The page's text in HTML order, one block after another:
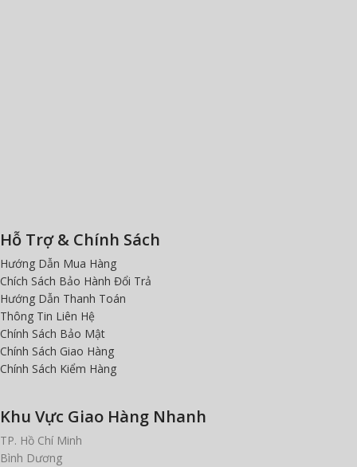
Hỗ Trợ & Chính Sách
Hướng Dẫn Mua Hàng
Chích Sách Bảo Hành Đổi Trả
Hướng Dẫn Thanh Toán
Thông Tin Liên Hệ
Chính Sách Bảo Mật
Chính Sách Giao Hàng
Chính Sách Kiểm Hàng
Khu Vực Giao Hàng Nhanh
TP. Hồ Chí Minh
Bình Dương